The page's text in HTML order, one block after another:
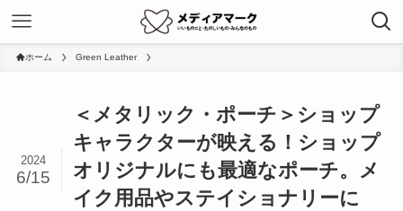
ホーム Green Leather
＜メタリック・ポーチ＞ショップ
キャラクターが映える！ショップ
オリジナルにも最適なポーチ。メ
イク用品やステイショナリーに
2024
6/15